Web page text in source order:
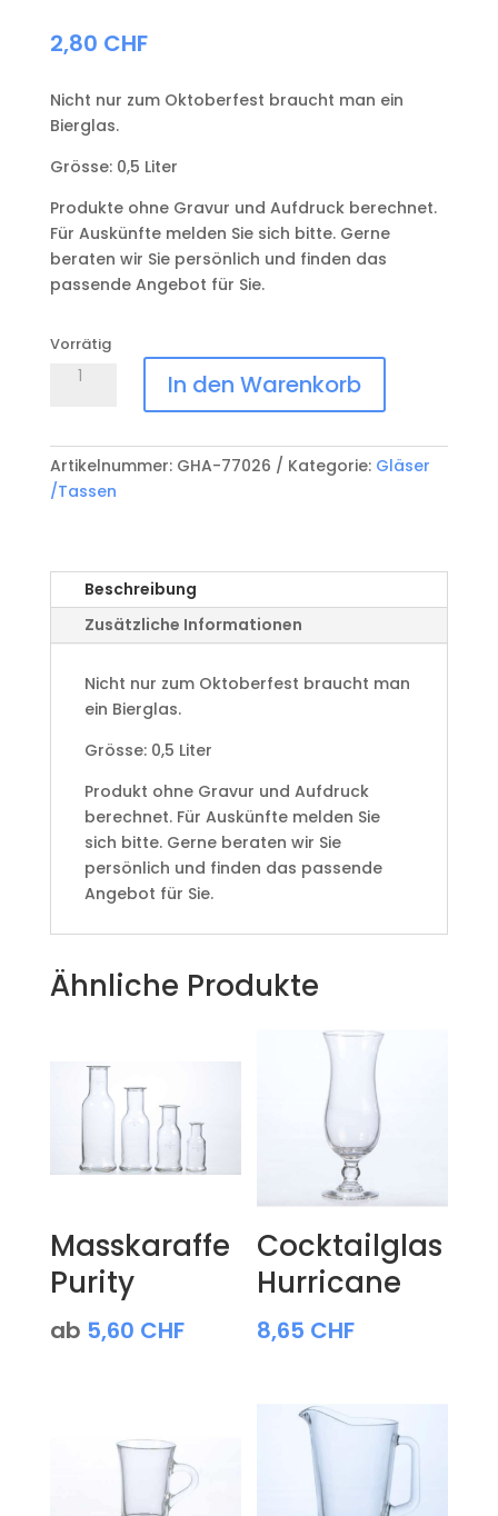
2,80 CHF
Nicht nur zum Oktoberfest braucht man ein
Bierglas.
Grösse: 0,5 Liter
Produkte ohne Gravur und Aufdruck berechnet.
Für Auskünfte melden Sie sich bitte. Gerne
beraten wir Sie persönlich und finden das
passende Angebot für Sie.
Vorrätig
WeizenbierglasIn den Warenkorb
Artikelnummer: GHA-77026 Kategorie: Gläser
/Tassen
Beschreibung
Zusätzliche Informationen
Nicht nur zum Oktoberfest braucht man
ein Bierglas.
Grösse: 0,5 Liter
Produkt ohne Gravur und Aufdruck
berechnet. Für Auskünfte melden Sie
sich bitte. Gerne beraten wir Sie
persönlich und finden das passende
Angebot für Sie.
Ähnliche Produkte
Masskaraffe
Purity
ab 5,60 CHF
Cocktailglas
Hurricane
8,65 CHF